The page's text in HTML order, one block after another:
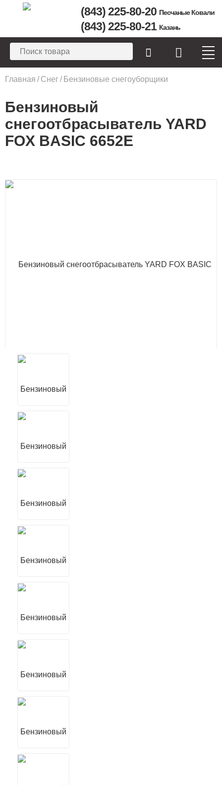
(843) 225-80-20 Песчаные Ковали
(843) 225-80-21 Казань
Вы здесь
Главная / Снег/ Бензиновые снегоуборщики
Бензиновый
снегоотбрасыватель YARD
FOX BASIC 6652E